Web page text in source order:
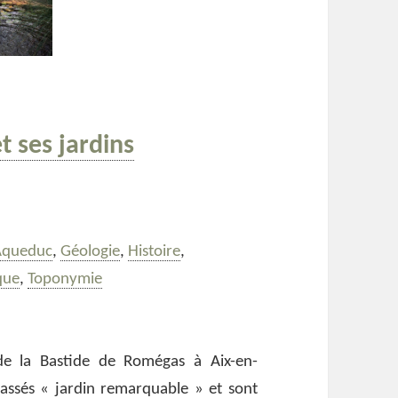
ses jardins
,Géologie, Histoire,
,Toponymie
jardins remarquables
la Bastide de Romégas à Aix-en-
« jardin remarquable » et sont